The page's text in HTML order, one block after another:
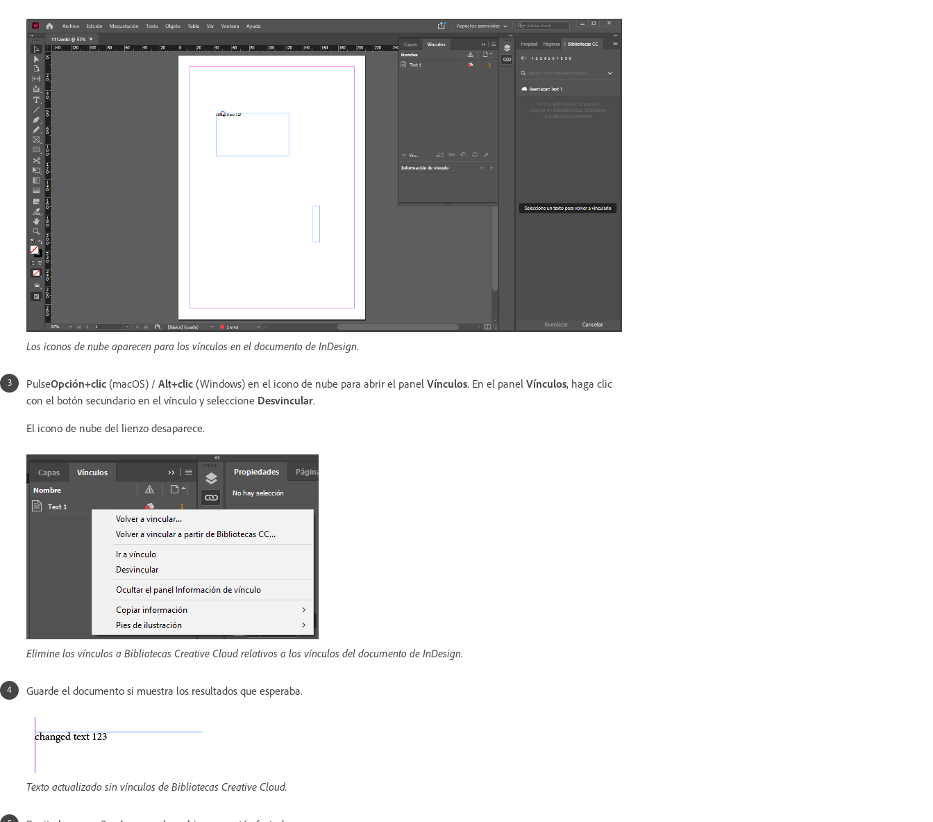
Los iconos de nube aparecen para los vínculos en el documento de InDesign.
PulseOpción+clic (macOS) / Alt+clic (Windows) en el icono de nube para abrir el panel Vínculos. En el panel Vínculos, haga clic
con el botón secundario en el vínculo y seleccione Desvincular.
El icono de nube del lienzo desaparece.
Elimine los vínculos a Bibliotecas Creative Cloud relativos a los vínculos del documento de InDesign.
Guarde el documento si muestra los resultados que esperaba.
Texto actualizado sin vínculos de Bibliotecas Creative Cloud.